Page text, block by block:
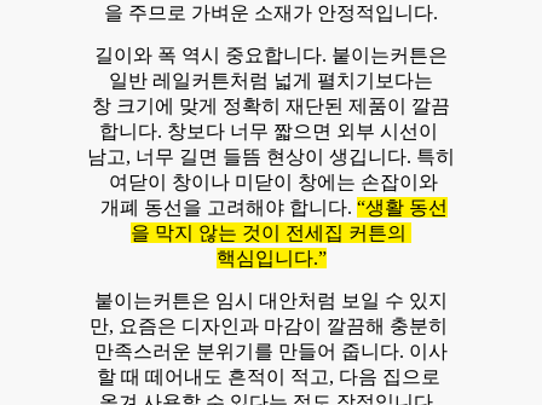
을 주므로 가벼운 소재가 안정적입니다.
길이와 폭 역시 중요합니다. 붙이는커튼은
일반 레일커튼처럼 넓게 펼치기보다는
창 크기에 맞게 정확히 재단된 제품이 깔끔
합니다. 창보다 너무 짧으면 외부 시선이
남고, 너무 길면 들뜸 현상이 생깁니다. 특히
여닫이 창이나 미닫이 창에는 손잡이와
개폐 동선을 고려해야 합니다. “생활 동선
을 막지 않는 것이 전세집 커튼의
핵심입니다.”
붙이는커튼은 임시 대안처럼 보일 수 있지
만, 요즘은 디자인과 마감이 깔끔해 충분히
만족스러운 분위기를 만들어 줍니다. 이사
할 때 떼어내도 흔적이 적고, 다음 집으로